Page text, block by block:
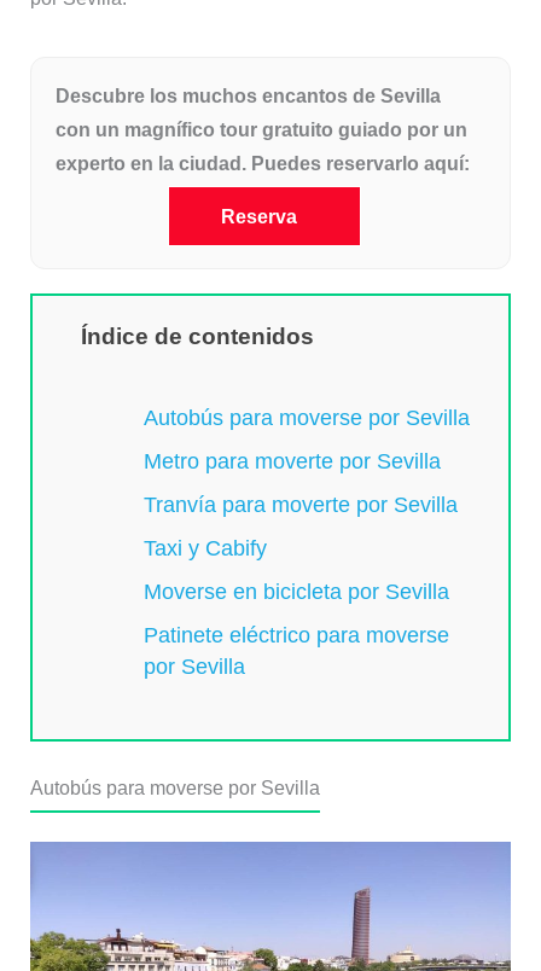
Descubre los muchos encantos de Sevilla
con un magnífico tour gratuito guiado por un
experto en la ciudad. Puedes reservarlo aquí:
Reserva
Índice de contenidos
Autobús para moverse por Sevilla
Metro para moverte por Sevilla
Tranvía para moverte por Sevilla
Taxi y Cabify
Moverse en bicicleta por Sevilla
Patinete eléctrico para moverse
por Sevilla
Autobús para moverse por Sevilla